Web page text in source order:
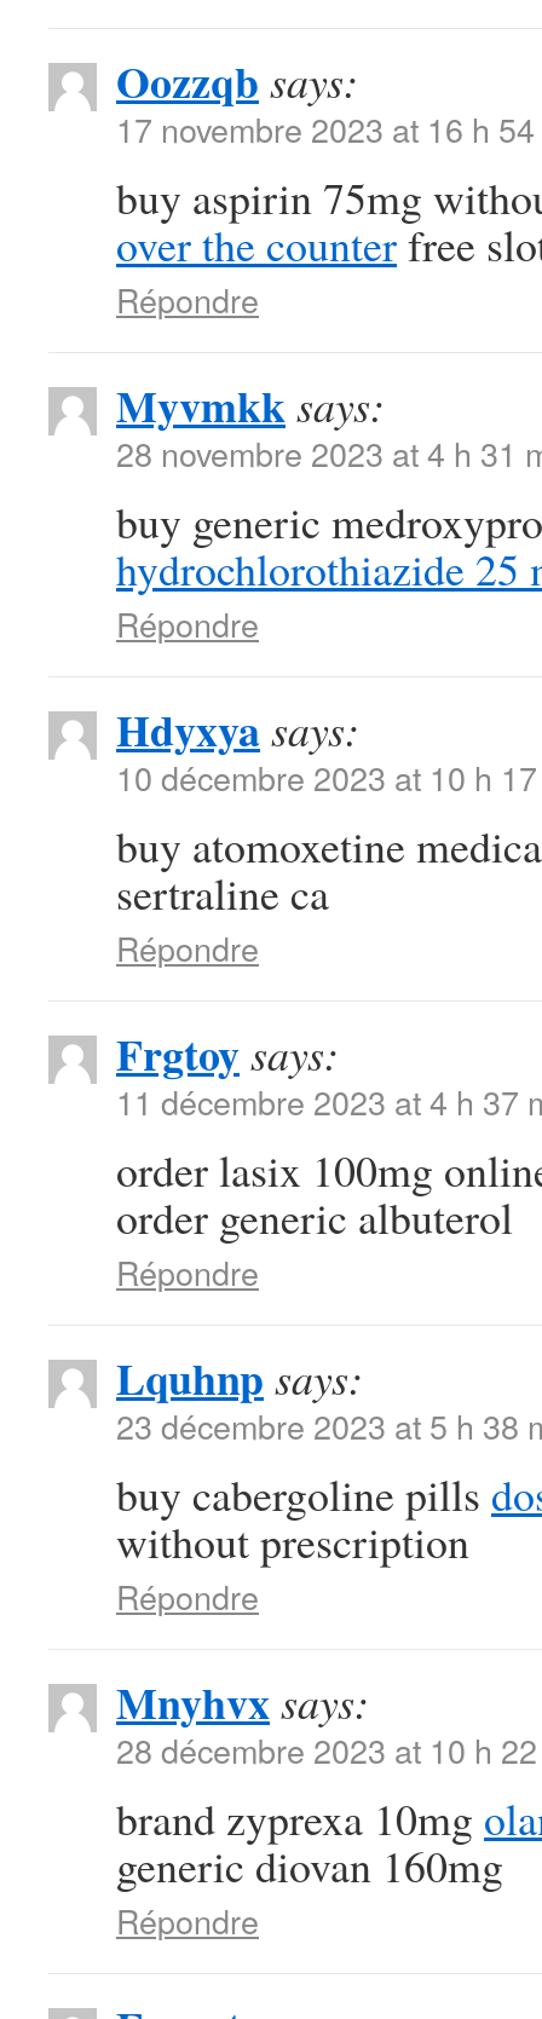
Oozzqb says:
17 novembre 2023 at 16 h
buy aspirin 75mg
over the counterfree
Répondre
Myvmkksays:
28 novembre 2023 at 4 h 31
buy generic
hydrochlorothiazide 25
Répondre
Hdyxyasays:
10 décembre 2023 at 10 h
buy atomoxetine
sertraline ca
Répondre
Frgtoysays:
11 décembre 2023 at 4 h 37
order lasix 100mg
order generic albuterol
Répondre
Lquhnp says:
23 décembre 2023 at 5 h 38
buy cabergoline pills
without prescription
Répondre
Mnyhvxsays:
28 décembre 2023 at 10 h
brand zyprexa 10mg
generic diovan 160mg
Répondre